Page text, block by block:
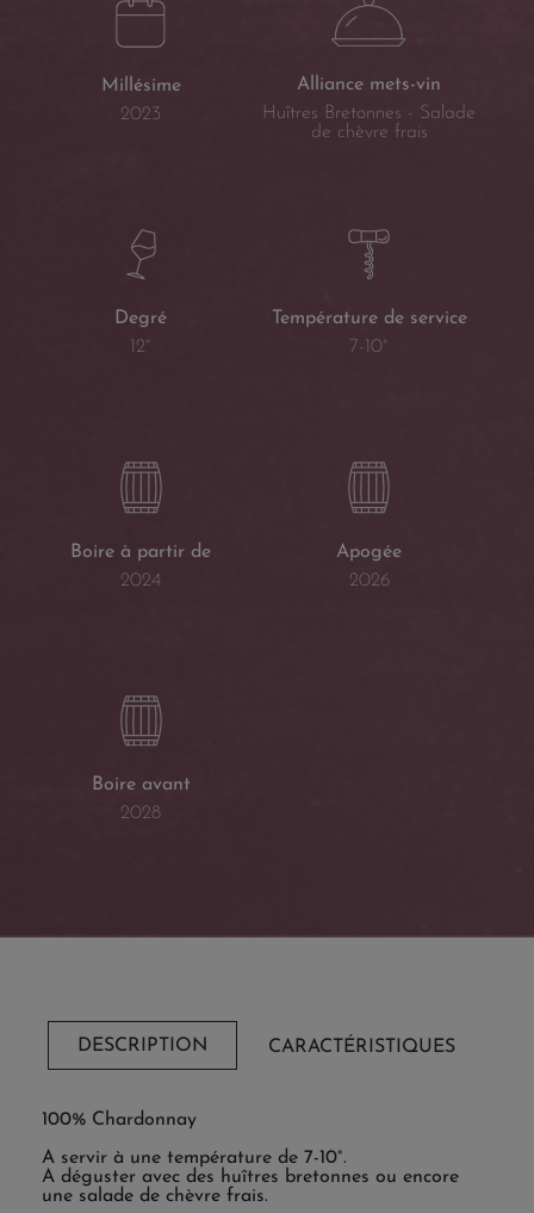
Millésime
2023
Alliance mets-vin
Huîtres Bretonnes - Salade
de chèvre frais
Degré
12°
Température de service
7-10°
Boire à partir de
2024
Apogée
2026
Boire avant
2028
DESCRIPTION CARACTÉRISTIQUES
100% Chardonnay
A servir à une température de 7-10°.
A déguster avec des huîtres bretonnes ou encore
une salade de chèvre frais.